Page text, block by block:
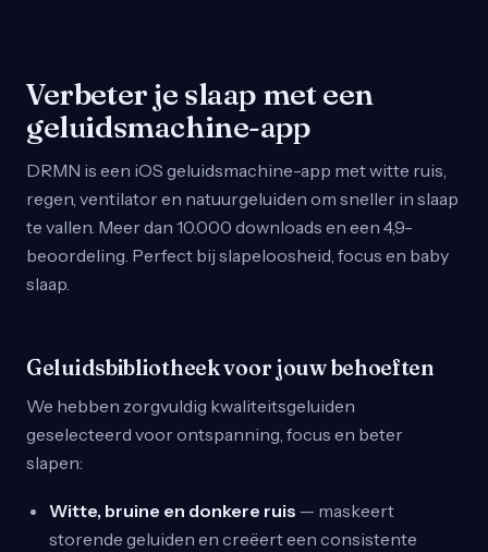
Verbeter je slaap met een
geluidsmachine-app
DRMN is een iOS geluidsmachine-app met witte ruis,
regen, ventilator en natuurgeluiden om sneller in slaap
te vallen. Meer dan 10.000 downloads en een 4,9-
beoordeling. Perfect bij slapeloosheid, focus en baby
slaap.
Geluidsbibliotheek voor jouw behoeften
We hebben zorgvuldig kwaliteitsgeluiden
geselecteerd voor ontspanning, focus en beter
slapen:
Witte, bruine en donkere ruis — maskeert
storende geluiden en creëert een consistente